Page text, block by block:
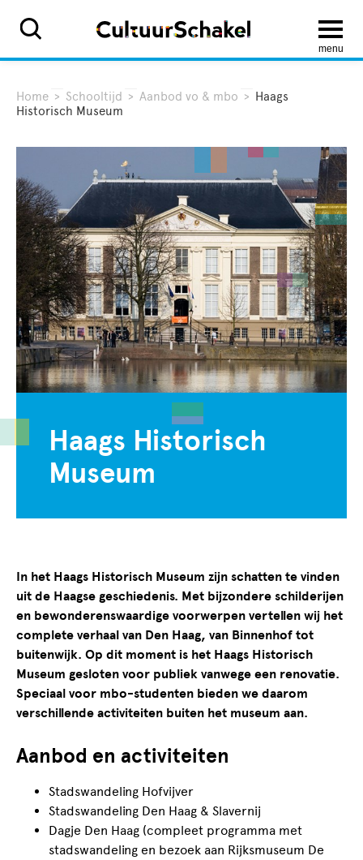
menu
Home > Schooltijd > Aanbod vo & mbo > Haags
Historisch Museum
Haags Historisch
Museum
In het Haags Historisch Museum zijn schatten te vinden
uit de Haagse geschiedenis. Met bijzondere schilderijen
en bewonderenswaardige voorwerpen vertellen wij het
complete verhaal van Den Haag, van Binnenhof tot
buitenwijk. Op dit moment is het Haags Historisch
Museum gesloten voor publiek vanwege een renovatie.
Speciaal voor mbo-studenten bieden we daarom
verschillende activiteiten buiten het museum aan.
Aanbod en activiteiten
Stadswandeling Hofvijver
Stadswandeling Den Haag & Slavernij
Dagje Den Haag (compleet programma met
stadswandeling en bezoek aan Rijksmuseum De